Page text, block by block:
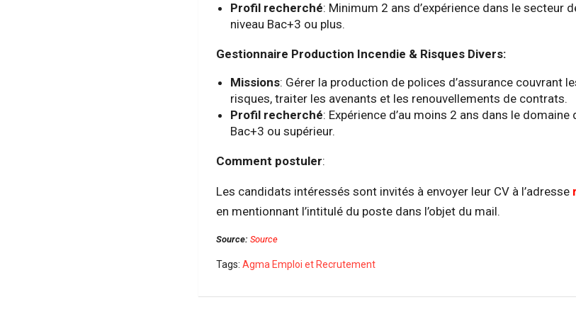
Profil recherché: Minimum 2 ans d’expérience dans le secteur
niveau Bac+3 ou plus.
Gestionnaire Production Incendie & Risques Divers:
Missions: Gérer la production de polices d’assurance couvrant
risques, traiter les avenants et les renouvellements de contrats.
Profil recherché: Expérience d’au moins 2 ans dans le
Bac+3 ou supérieur.
Comment postuler:
Les candidats intéressés sont invités à envoyer leur CV à l’adresse
en mentionnant l’intitulé du poste dans l’objet du mail.
Source: Source
Tags: Agma Emploi et Recrutement